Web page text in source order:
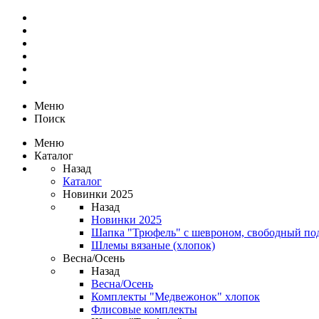
Меню
Поиск
Меню
Каталог
Назад
Каталог
Новинки 2025
Назад
Новинки 2025
Шапка "Трюфель" с шевроном, свободный
Шлемы вязаные (хлопок)
Весна/Осень
Назад
Весна/Осень
Комплекты "Медвежонок" хлопок
Флисовые комплекты